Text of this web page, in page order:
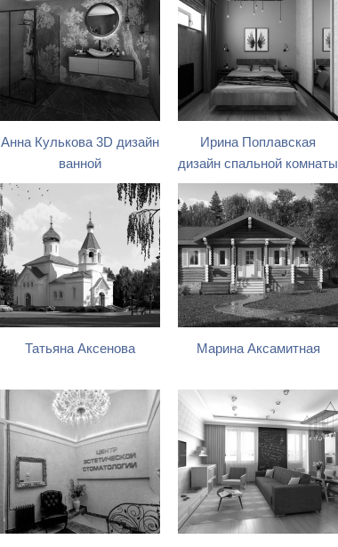
Анна Кулькова 3D дизайн
ванной
Ирина Поплавская
дизайн спальной комнаты
Татьяна Аксенова Марина Аксамитная